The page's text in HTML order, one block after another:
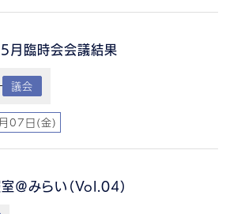
月臨時会会議結果
議会
07日(金)
＠みらい（Vol.04）